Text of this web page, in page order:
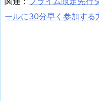
ールに30分早く参加する